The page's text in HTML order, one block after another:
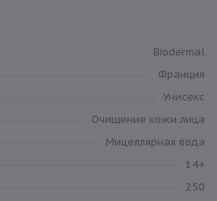
Biodermal
Франция
Унисекс
Очищение кожи лица
Мицеллярная вода
14+
250